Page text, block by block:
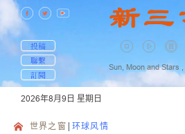
投稿
聯繫
訂閱
Sun, Moon and Stars ,
2026年8月9日 星期日
世界之窗 环球风情